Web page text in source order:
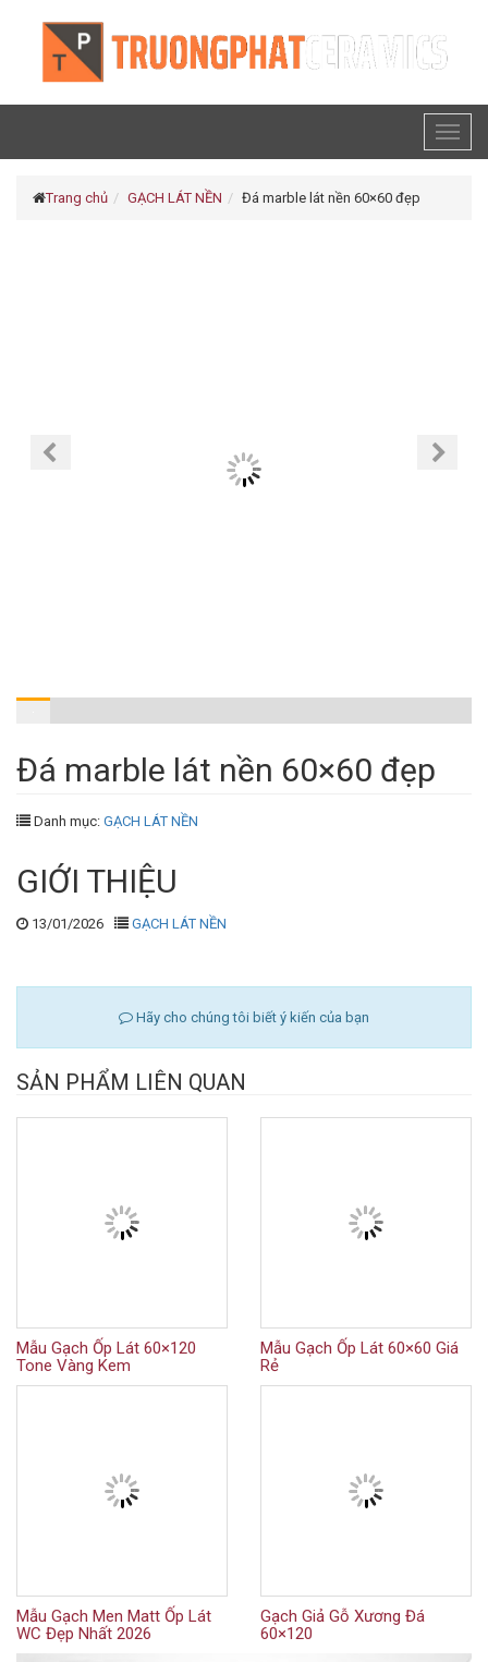
Trang chủ GẠCH LÁT NỀN Đá marble lát nền 60×60 đẹp
Đá marble lát nền 60×60 đẹp
Danh mục: GẠCH LÁT NỀN
GIỚI THIỆU
13/01/2026 GẠCH LÁT NỀN
Hãy cho chúng tôi biết ý kiến của bạn
SẢN PHẨM LIÊN QUAN
Mẫu Gạch Ốp Lát 60×120
Tone Vàng Kem
Mẫu Gạch Ốp Lát 60×60 Giá
Rẻ
Mẫu Gạch Men Matt Ốp Lát
WC Đẹp Nhất 2026
Gạch Giả Gỗ Xương Đá
60×120